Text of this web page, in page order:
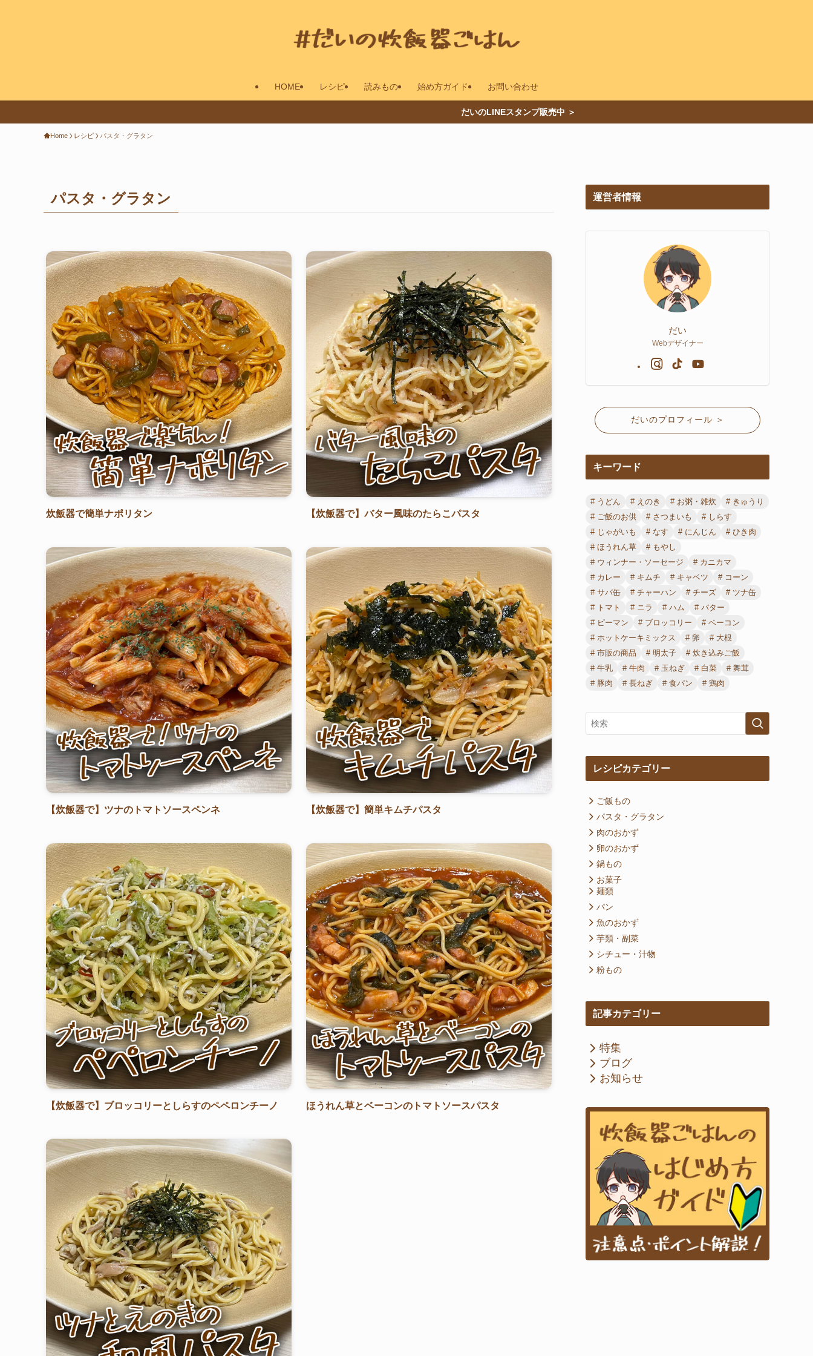
HOME レシピ 読みもの 始め方ガイド お問い合わせ
だいのLINEスタンプ販売中 ＞
Home レシピ パスタ・グラタン
パスタ・グラタン
炊飯器で簡単ナポリタン 【炊飯器で】バター風味のたらこパスタ
【炊飯器で】ツナのトマトソースペンネ 【炊飯器で】簡単キムチパスタ
【炊飯器で】ブロッコリーとしらすのペペロンチーノ ほうれん草とベーコンのトマトソースパスタ
運営者情報
だい
Webデザイナー
だいのプロフィール ＞
キーワード
うどん えのき お粥・雑炊
きゅうり
ご飯のお供
さつまいも
しらす
じゃがいも
なす にんじん
ひき肉
ほうれん草
もやし
ウィンナー・ソーセージ
カニカマ
カレー
キムチ キャベツ
コーン
サバ缶
チャーハン チーズ
ツナ缶
トマト
ニラ ハム
バター
ピーマン
ブロッコリー
ベーコン
ホットケーキミックス
卵
大根
市販の商品
明太子
炊き込みご飯
牛乳
牛肉 玉ねぎ 白菜
舞茸
豚肉
長ねぎ 食パン 鶏肉
レシピカテゴリー
ご飯もの
パスタ・グラタン
肉のおかず
卵のおかず
鍋もの
お菓子
麺類
パン
魚のおかず
芋類・副菜
シチュー・汁物
粉もの
記事カテゴリー
特集
ブログ
お知らせ